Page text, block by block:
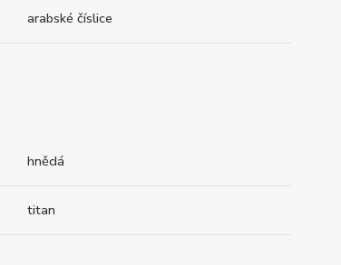
arabské číslice
hnědá
titan